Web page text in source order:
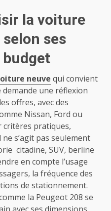
la voiture
ses
budget
neuve qui convient
demande une réflexion
offres, avec des
Nissan, Ford ou
critères pratiques,
s’agit pas seulement
citadine, SUV, berline
en compte l’usage
la fréquence des
de stationnement.
la Peugeot 208 se
avec ses dimensions